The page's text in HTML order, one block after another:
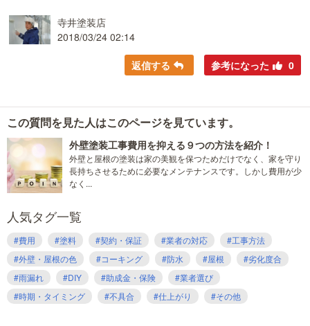
寺井塗装店
2018/03/24 02:14
返信する 参考になった 0
この質問を見た人はこのページを見ています。
外壁塗装工事費用を抑える９つの方法を紹介！
外壁と屋根の塗装は家の美観を保つためだけでなく、家を守り
長持ちさせるために必要なメンテナンスです。しかし費用が少
なく...
人気タグ一覧
#費用 #塗料 #契約・保証 #業者の対応
#工事方法
#外壁・屋根の色
#コーキング #防水 #屋根
#劣化度合
#雨漏れ
#DIY #助成金・保険
#業者選び
#時期・タイミング
#不具合 #仕上がり #その他